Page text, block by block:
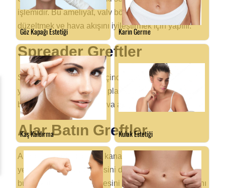
işlemidir. Bu ameliyat, valv bölgesindeki eğrilikleri
düzeltmek ve hava akışını iyileştirmek için yapılır.
Spreader Greftler
Spreader greftler, burun içinde valv bölgesine
yerleştirilen ince kıkırdak plaklardır. Bu greftler, valv
bölgesini genişletir ve hava akışını optimize eder.
Alar Batın Greftler
Alar batın greftler, burun kanatlarının iç kısmına
yerleştirilir ve valv bölgesini destekler. Bu greftler,
burun kanatlarının çökmesini engeller ve hava akışını